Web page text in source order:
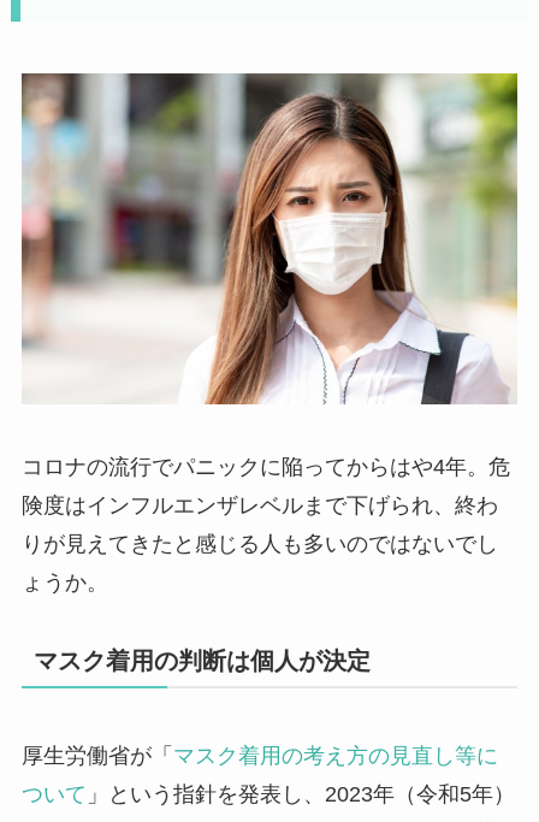
コロナの流行でパニックに陥ってからはや4年。危
険度はインフルエンザレベルまで下げられ、終わ
りが見えてきたと感じる人も多いのではないでし
ょうか。
マスク着用の判断は個人が決定
厚生労働省が「 マスク着用の考え方の見直し等に
ついて 」という指針を発表し、2023年（令和5年）